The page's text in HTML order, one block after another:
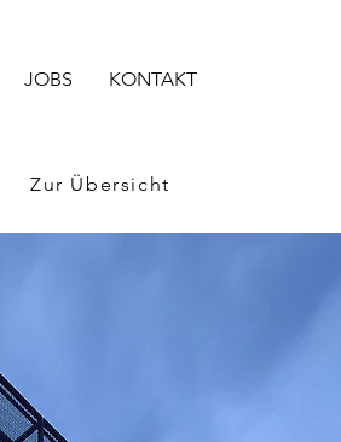
JOBS KONTAKT
Zur Übersicht